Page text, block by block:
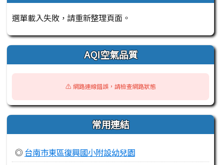
選單載入失敗，請重新整理頁面。
AQI空氣品質
⚠️ 網路連線錯誤，請檢查網路狀態
常用連結
◎ 台南市東區復興國小附設幼兒園